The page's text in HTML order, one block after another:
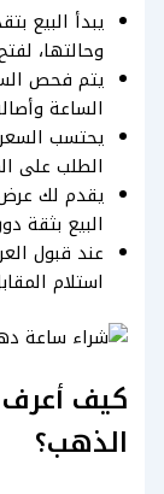
يبدأ البيع
وحالتها،
يتم فحص
الساعة
يحتسب
الطلب على
يقدم لك عرض
البيع بثقة
عند قبول
استلام
كيف
الذهب؟